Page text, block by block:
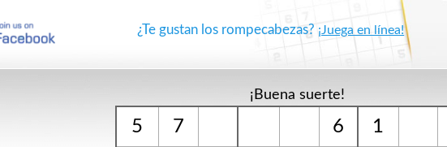
¿Te gustan los rompecabezas? ¡Juega en línea!
¡Buena suerte!
5 7 6 1